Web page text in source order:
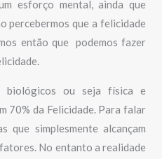
esforço mental, ainda que
percebermos que a felicidade
então que podemos fazer
biológicos ou seja física e
70% da Felicidade. Para falar
que simplesmente alcançam
No entanto a realidade